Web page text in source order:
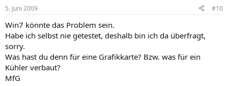
5. Juni 2009 #10
Win7 könnte das Problem sein.
Habe ich selbst nie getestet, deshalb bin ich da überfragt,
sorry.
Was hast du denn für eine Grafikkarte? Bzw. was für ein
Kühler verbaut?
MfG